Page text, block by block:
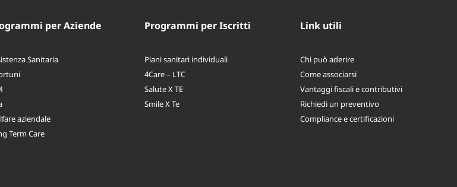
per Aziende
Sanitaria
aziendale
Term Care
Programmi per Iscritti
Piani sanitari individuali
4Care – LTC
Salute X TE
Smile X Te
Link utili
Chi può aderire
Come associarsi
Vantaggi fiscali e contributivi
Richiedi un preventivo
Compliance e certificazioni